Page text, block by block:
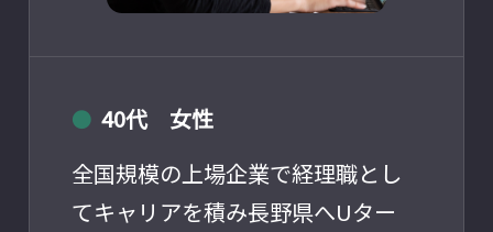
● 40代 女性
全国規模の上場企業で経理職とし
てキャリアを積み長野県へUター